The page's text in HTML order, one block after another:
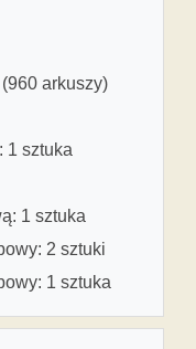
arkuszy)
1 sztuka
1 sztuka
2 sztuki
1 sztuka